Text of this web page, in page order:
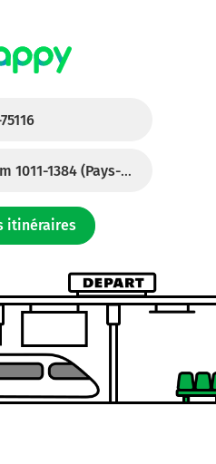
1384 (Pays-Bas)
itinéraires